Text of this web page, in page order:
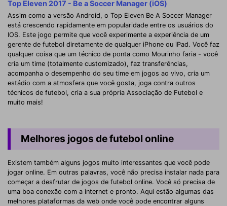
Top Eleven 2017 - Be a Soccer Manager (iOS)
Assim como a versão Android, o Top Eleven Be A Soccer Manager
está crescendo rapidamente em popularidade entre os usuários do
IOS. Este jogo permite que você experimente a experiência de um
gerente de futebol diretamente de qualquer iPhone ou iPad. Você faz
qualquer coisa que um técnico de ponta como Mourinho faria - você
cria um time (totalmente customizado), faz transferências,
acompanha o desempenho do seu time em jogos ao vivo, cria um
estádio com a atmosfera que você gosta, joga contra outros
técnicos de futebol, cria a sua própria Associação de Futebol e
muito mais!
Melhores jogos de futebol online
Existem também alguns jogos muito interessantes que você pode
jogar online. Em outras palavras, você não precisa instalar nada para
começar a desfrutar de jogos de futebol online. Você só precisa de
uma boa conexão com a internet e pronto. Aqui estão algumas das
melhores plataformas da web onde você pode encontrar alguns